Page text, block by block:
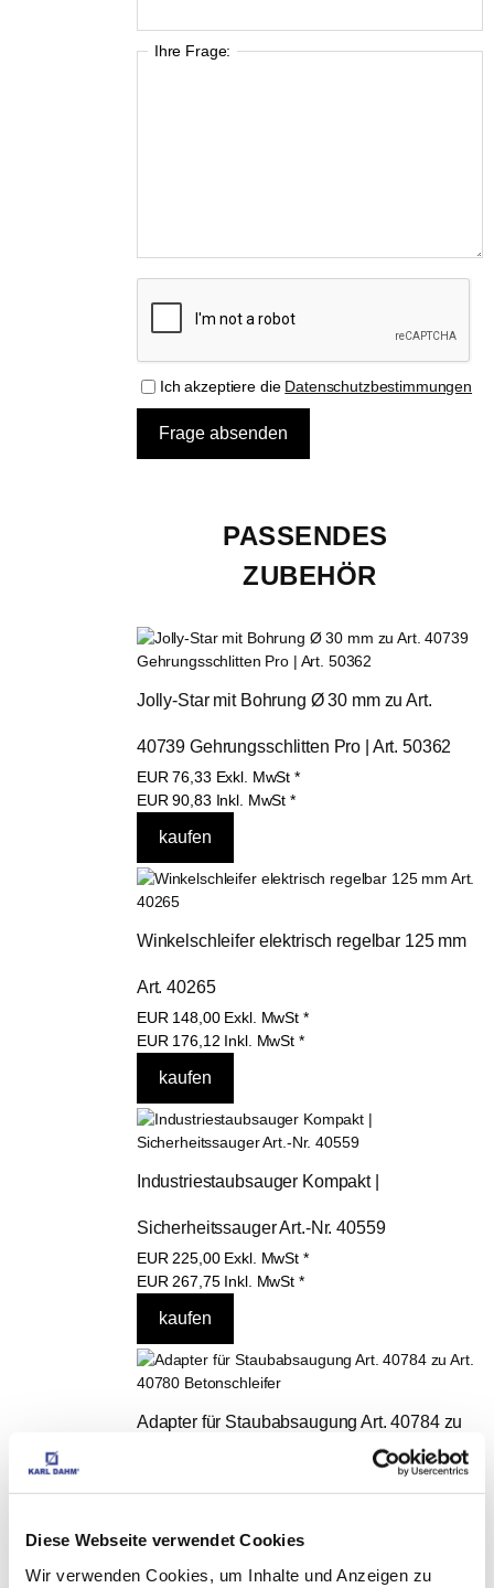
Diese Webseite verwendet Cookies
Wir verwenden Cookies, um Inhalte und Anzeigen zu
Ihre Frage:
Ich akzeptiere die Datenschutzbestimmungen
PASSENDES
ZUBEHÖR
Jolly-Star mit Bohrung Ø 30 mm zu Art.
40739 Gehrungsschlitten Pro | Art. 50362
EUR76,33 Exkl. MwSt *
EUR90,83 Inkl. MwSt *
Winkelschleifer elektrisch regelbar 125 mm
Art. 40265
EUR 148,00 Exkl. MwSt *
EUR 176,12 Inkl. MwSt *
Industriestaubsauger Kompakt |
Sicherheitssauger Art.-Nr. 40559
EUR225,00 Exkl. MwSt *
EUR267,75 Inkl. MwSt *
Adapter für Staubabsaugung Art. 40784 zu
EUR12,90Exkl. MwSt *